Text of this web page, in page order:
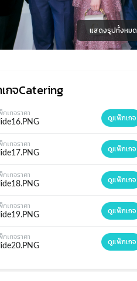
แสดงรูปทั้งหมด
กจCatering
กเกจราคา ดูแพ็กเกจ
กเกจราคา ดูแพ็กเกจ
กเกจราคา ดูแพ็กเกจ
กเกจราคา ดูแพ็กเกจ
กเกจราคา ดูแพ็กเกจ